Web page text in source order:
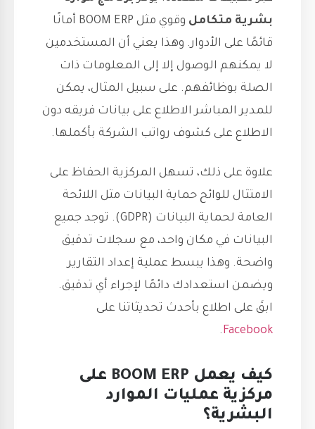
بشرية متكامل
وقوي مثل BOOM ERP أمانًا
قائمًا على الأدوار. وهذا يعني أن المستخدمين
لا يمكنهم الوصول إلا إلى المعلومات ذات
الصلة بوظائفهم. على سبيل المثال، يمكن
للمدير المباشر الاطلاع على بيانات فريقه دون
الاطلاع على كشوف رواتب الشركة بأكملها.
علاوة على ذلك، تسهل المركزية الحفاظ على
الامتثال للوائح حماية البيانات مثل اللائحة
العامة لحماية البيانات (GDPR). توجد جميع
البيانات في مكان واحد، مع سجلات تدقيق
واضحة. وهذا يبسط عملية إعداد التقارير
ويضمن استعدادك دائمًا لإجراء أي تدقيق.
ابقَ على اطلاع بأحدث تحديثاتنا على
Facebook
.
كيف يعمل BOOM ERP على
مركزية عمليات الموارد
البشرية؟